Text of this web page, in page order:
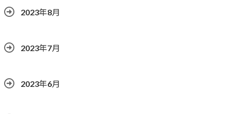
2023年8月
2023年7月
2023年6月